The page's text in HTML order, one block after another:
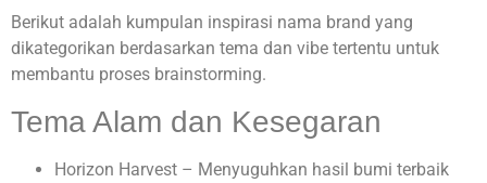
Berikut adalah kumpulan inspirasi nama brand yang
dikategorikan berdasarkan tema dan vibe tertentu untuk
membantu proses brainstorming.
Tema Alam dan Kesegaran
Horizon Harvest – Menyuguhkan hasil bumi terbaik